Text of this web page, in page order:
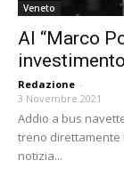
Veneto
Al “Marco
Redazione -
3 Novembre 2021
Addio a bus
treno direttamente
notizia...